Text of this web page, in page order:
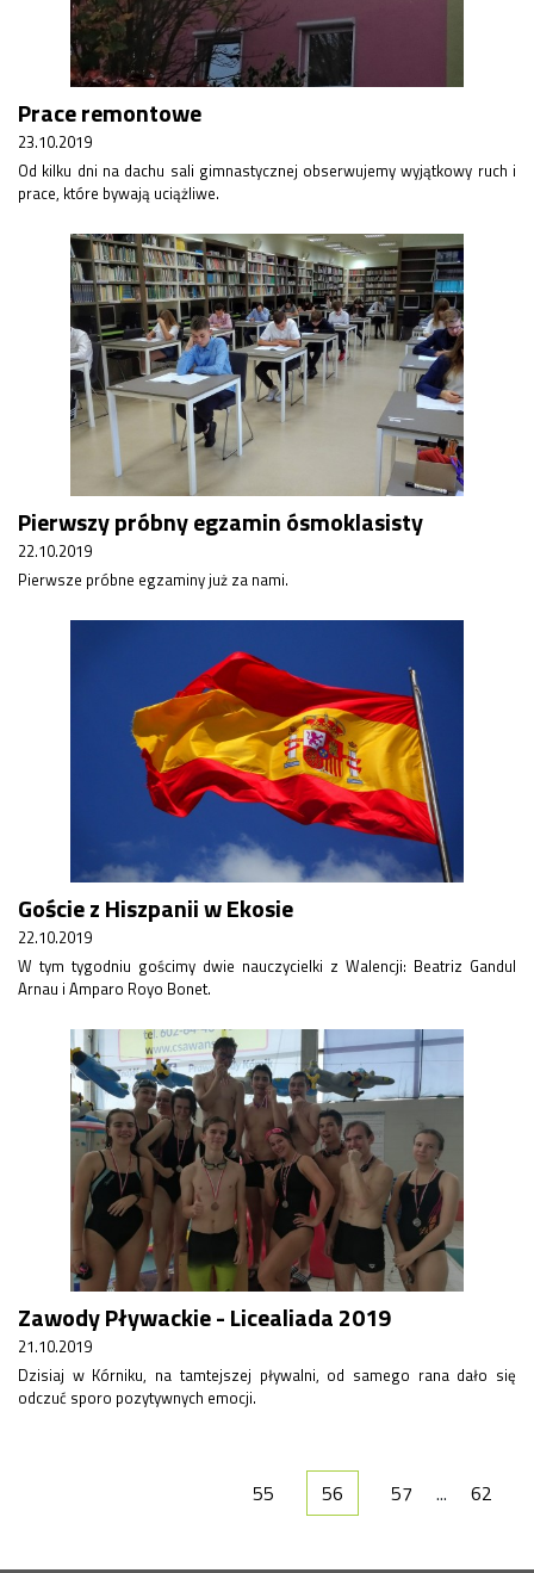
Prace remontowe
23.10.2019
Od kilku dni na dachu sali gimnastycznej obserwujemy wyjątkowy ruch i
prace, które bywają uciążliwe.
Pierwszy próbny egzamin ósmoklasisty
22.10.2019
Pierwsze próbne egzaminy już za nami.
Goście z Hiszpanii w Ekosie
22.10.2019
W tym tygodniu gościmy dwie nauczycielki z Walencji: Beatriz Gandul
Arnau i Amparo Royo Bonet.
Zawody Pływackie - Licealiada 2019
21.10.2019
Dzisiaj w Kórniku, na tamtejszej pływalni, od samego rana dało się
odczuć sporo pozytywnych emocji.
55 56 57 ... 62